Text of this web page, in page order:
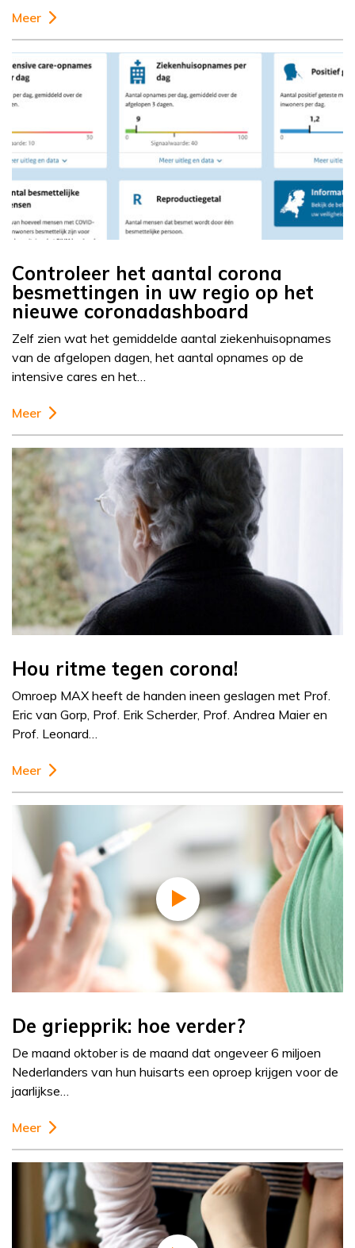
Meer
Controleer het aantal corona
besmettingen in uw regio op het
nieuwe coronadashboard
Zelf zien wat het gemiddelde aantal ziekenhuisopnames
van de afgelopen dagen, het aantal opnames op de
intensive cares en het…
Meer
Hou ritme tegen corona!
Omroep MAX heeft de handen ineen geslagen met Prof.
Eric van Gorp, Prof. Erik Scherder, Prof. Andrea Maier en
Prof. Leonard…
Meer
De griepprik: hoe verder?
De maand oktober is de maand dat ongeveer 6 miljoen
Nederlanders van hun huisarts een oproep krijgen voor de
jaarlijkse…
Meer